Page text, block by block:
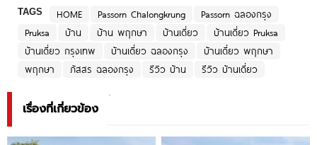
TAGS HOME Passorn Chalongkrung
Passorn ฉลองกรุง
Pruksa
บ้าน บ้าน พฤกษา บ้านเดี่ยว
บ้านเดี่ยว Pruksa
บ้านเดี่ยว กรุงเทพ
บ้านเดี่ยว ฉลองกรุง
บ้านเดี่ยว พฤกษา
พฤกษา
ภัสสร ฉลองกรุง รีวิว บ้าน รีวิว บ้านเดี่ยว
เรื่องที่เกี่ยวข้อง